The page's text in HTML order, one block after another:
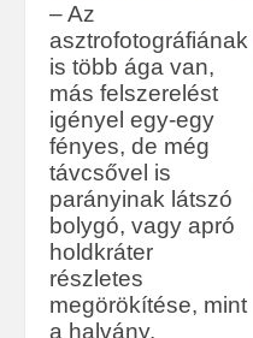
– Az
asztrofotográfiának
is több ága van,
más felszerelést
igényel egy-egy
fényes, de még
távcsővel is
parányinak látszó
bolygó, vagy apró
holdkráter
részletes
megörökítése, mint
a halvány,